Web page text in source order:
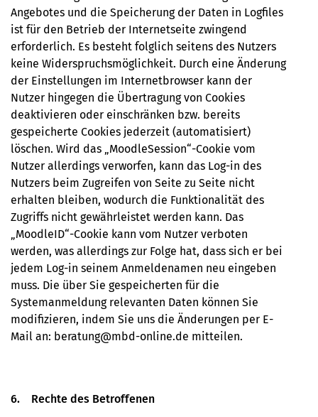
Angebotes und die Speicherung der Daten in Logﬁles
ist für den Betrieb der Internetseite zwingend
erforderlich. Es besteht folglich seitens des Nutzers
keine Widerspruchsmöglichkeit. Durch eine Änderung
der Einstellungen im Internetbrowser kann der
Nutzer hingegen die Übertragung von Cookies
deaktivieren oder einschränken bzw. bereits
gespeicherte Cookies jederzeit (automatisiert)
löschen. Wird das „MoodleSession“-Cookie vom
Nutzer allerdings verworfen, kann das Log-in des
Nutzers beim Zugreifen von Seite zu Seite nicht
erhalten bleiben, wodurch die Funktionalität des
Zugriffs nicht gewährleistet werden kann. Das
„MoodleID“-Cookie kann vom Nutzer verboten
werden, was allerdings zur Folge hat, dass sich er bei
jedem Log-in seinem Anmeldenamen neu eingeben
muss. Die über Sie gespeicherten für die
Systemanmeldung relevanten Daten können Sie
modifizieren, indem Sie uns die Änderungen per E-
Mail an: beratung@mbd-online.de mitteilen.
6. Rechte des Betroffenen